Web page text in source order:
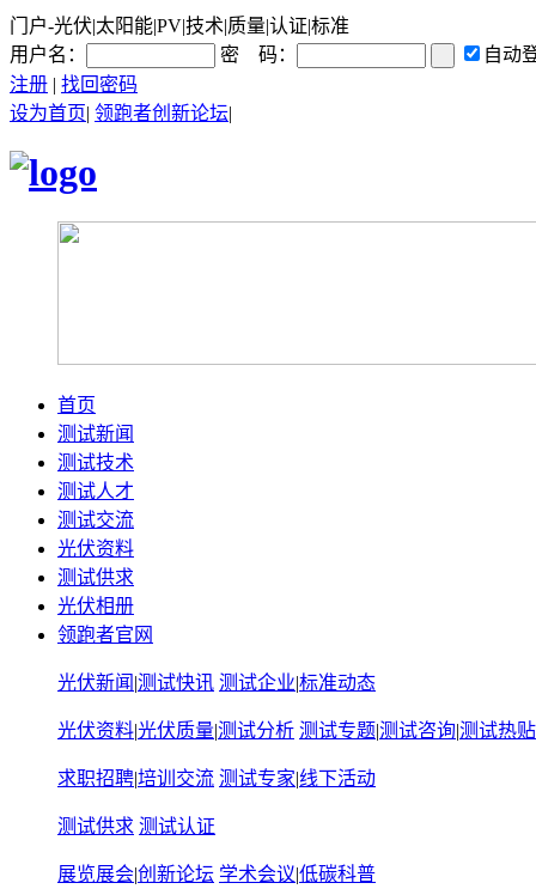
门户-光伏|太阳能|PV|技术|质量|认证|标准
用户名：
密 码：
自动
注册 | 找回密码
设为首页| 领跑者创新论坛|
首页
测试新闻
测试技术
测试人才
测试交流
光伏资料
测试供求
光伏相册
领跑者官网
光伏新闻 |测试快讯 测试企业|标准动态
光伏资料|光伏质量|测试分析 测试专题|测试咨询|测试热贴
求职招聘|培训交流 测试专家|线下活动
测试供求 测试认证
展览展会|创新论坛 学术会议|低碳科普